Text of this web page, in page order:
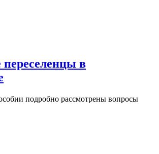
переселенцы в
подробно рассмотрены вопросы